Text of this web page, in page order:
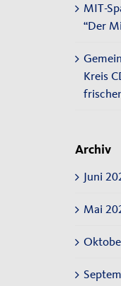
MIT-
“Der
Kreis
Archiv
Juni
Mai